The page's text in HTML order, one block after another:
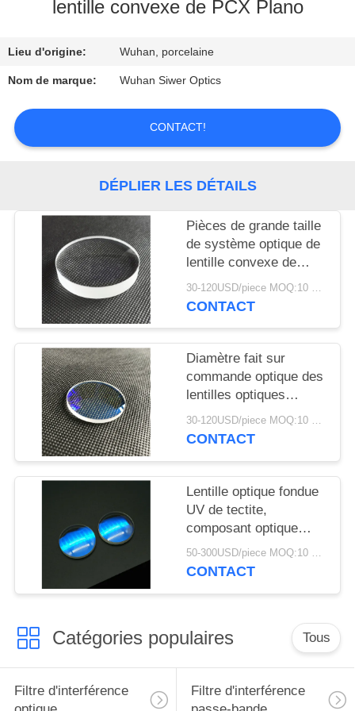
DE
QUALITÉ
CONTACTEZ-
DEMANDEZ
CITATION
lentille convexe de PCX Plano
Lieu d'origine: Wuhan, porcelaine
Nom de marque: Wuhan Siwer Optics
CONTACT!
DÉPLIER LES DÉTAILS
Pièces de grande taille
de système optique de
lentille convexe de
Plano de diamètre
optique fait sur
30-120USD/piece MOQ:10 morceaux
CONTACT
Diamètre fait sur
commande optique des
lentilles optiques
150mm d'utilisation de
système de longue vie
30-120USD/piece MOQ:10 morceaux
CONTACT
Lentille optique fondue
UV de tectite,
composant optique
avec le revêtement de
l'AR
50-300USD/piece MOQ:10 morceaux
CONTACT
Catégories populaires Tous
Filtre d'interférence
Filtre d'interférence